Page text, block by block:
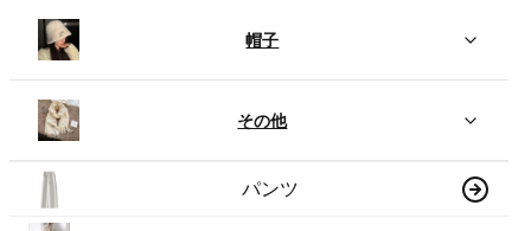
帽子
その他
パンツ